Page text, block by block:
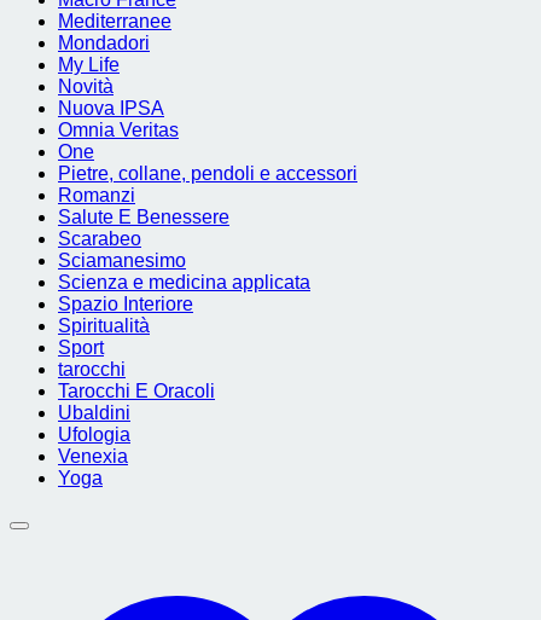
Mediterranee
Mondadori
My Life
Novità
Nuova IPSA
Omnia Veritas
One
Pietre, collane, pendoli e accessori
Romanzi
Salute E Benessere
Scarabeo
Sciamanesimo
Scienza e medicina applicata
Spazio Interiore
Spiritualità
Sport
tarocchi
Tarocchi E Oracoli
Ubaldini
Ufologia
Venexia
Yoga